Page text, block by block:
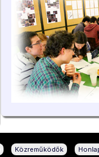
Közreműködők